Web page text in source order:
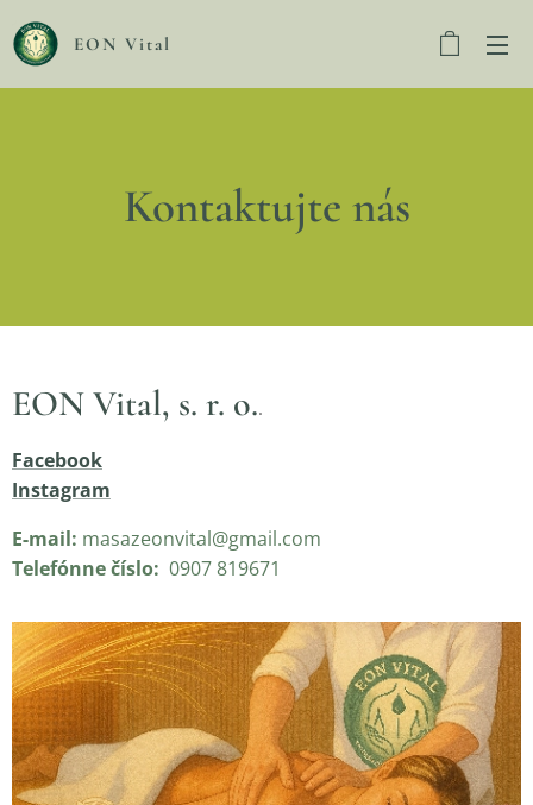
EON Vital
Kontaktujte nás
EON Vital, s. r. o..
Facebook
Instagram
E-mail: masazeonvital@gmail.com
Telefónne číslo: 0907 819671